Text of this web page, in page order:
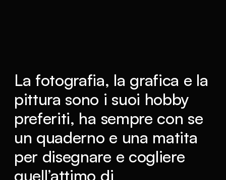
La fotografia, la grafica e la
pittura sono i suoi hobby
preferiti, ha sempre con se
un quaderno e una matita
per disegnare e cogliere
quell’attimo di